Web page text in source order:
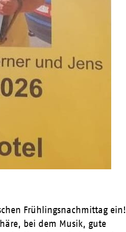
Frühlingsnachmittag ein!
bei dem Musik, gute